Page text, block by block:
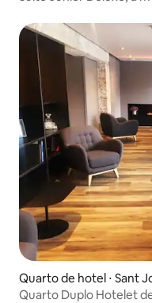
Quarto de hotel ⋅ Sant
Quarto Duplo Hotelet